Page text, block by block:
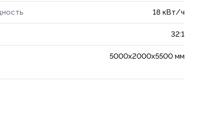
18 кВт/ч
32:1
5000x2000x5500 мм